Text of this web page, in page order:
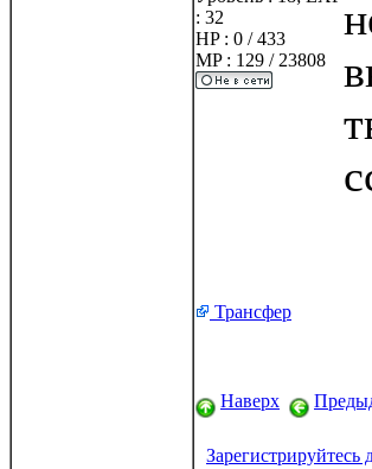
: 32
HP : 0 / 433
MP : 129 / 23808
Трансфер
Наверх
Зарегистрируйтесь